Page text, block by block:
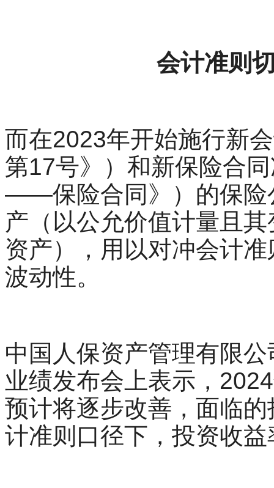
会计准则
而在2023年开始施行新
第17号》）和新保险合
——保险合同》）的保险
产（以公允价值计量且
资产），用以对冲会计
波动性。
中国人保资产管理有限
业绩发布会上表示，
预计将逐步改善，面临
计准则口径下，投资收